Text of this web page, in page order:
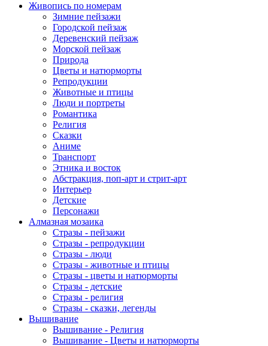
Живопись по номерам
Зимние пейзажи
Городской пейзаж
Деревенский пейзаж
Морской пейзаж
Природа
Цветы и натюрморты
Репродукции
Животные и птицы
Люди и портреты
Романтика
Религия
Сказки
Аниме
Транспорт
Этника и восток
Абстракция, поп-арт и стрит-арт
Интерьер
Детские
Персонажи
Алмазная мозаика
Стразы - пейзажи
Стразы - репродукции
Стразы - люди
Стразы - животные и птицы
Стразы - цветы и натюрморты
Стразы - детские
Стразы - религия
Стразы - сказки, легенды
Вышивание
Вышивание - Религия
Вышивание - Цветы и натюрморты